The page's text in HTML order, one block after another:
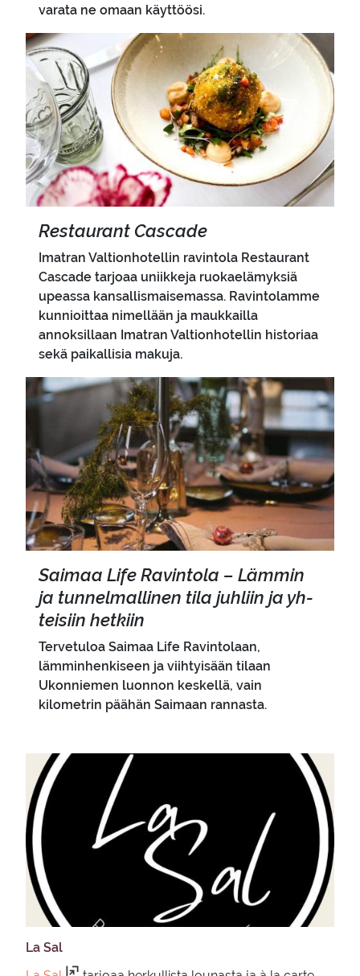
varata ne omaan käyttöösi.
Pääkuva
Res­tau­rant Casca­de
Imatran Valtionhotellin ravintola Restaurant
Cascade tarjoaa uniikkeja ruokaelämyksiä
upeassa kansallismaisemassa. Ravintolamme
kunnioittaa nimellään ja maukkailla
annoksillaan Imatran Valtionhotellin historiaa
sekä paikallisia makuja.
Pääkuva
Sai­maa Life Ra­vin­to­la – Läm­min
ja tun­nel­mal­li­nen tila juh­liin ja yh­
tei­siin het­kiin
Tervetuloa Saimaa Life Ravintolaan,
lämminhenkiseen ja viihtyisään tilaan
Ukonniemen luonnon keskellä, vain
kilometrin päähän Saimaan rannasta.
La Sal